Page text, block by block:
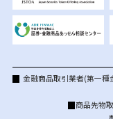
金融商品取引業者(第一種
商品先物